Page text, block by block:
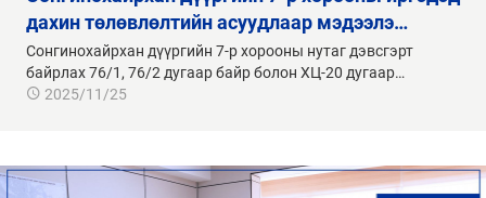
дахин төлөвлөлтийн асуудлаар мэдээлэ…
Сонгинохайрхан дүүргийн 7-р хорооны нутаг дэвсгэрт
байрлах 76/1, 76/2 дугаар байр болон ХЦ-20 дугаар…
2025/11/25